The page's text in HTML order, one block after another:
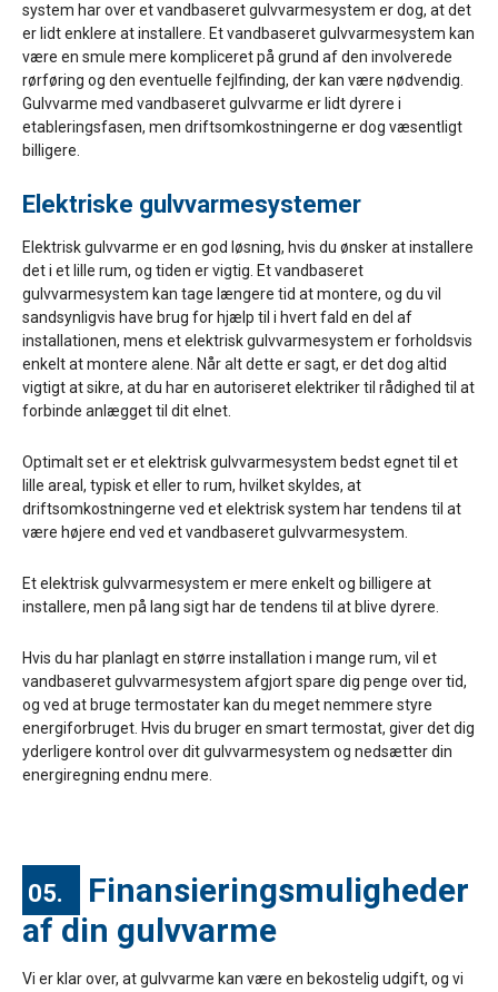
system har over et vandbaseret gulvvarmesystem er dog, at det
er lidt enklere at installere. Et vandbaseret gulvvarmesystem kan
være en smule mere kompliceret på grund af den involverede
rørføring og den eventuelle fejlfinding, der kan være nødvendig.
Gulvvarme med vandbaseret gulvvarme er lidt dyrere i
etableringsfasen, men driftsomkostningerne er dog væsentligt
billigere.
Elektriske gulvvarmesystemer
Elektrisk gulvvarme er en god løsning, hvis du ønsker at installere
det i et lille rum, og tiden er vigtig. Et vandbaseret
gulvvarmesystem kan tage længere tid at montere, og du vil
sandsynligvis have brug for hjælp til i hvert fald en del af
installationen, mens et elektrisk gulvvarmesystem er forholdsvis
enkelt at montere alene. Når alt dette er sagt, er det dog altid
vigtigt at sikre, at du har en autoriseret elektriker til rådighed til at
forbinde anlægget til dit elnet.
Optimalt set er et elektrisk gulvvarmesystem bedst egnet til et
lille areal, typisk et eller to rum, hvilket skyldes, at
driftsomkostningerne ved et elektrisk system har tendens til at
være højere end ved et vandbaseret gulvvarmesystem.
Et elektrisk gulvvarmesystem er mere enkelt og billigere at
installere, men på lang sigt har de tendens til at blive dyrere.
Hvis du har planlagt en større installation i mange rum, vil et
vandbaseret gulvvarmesystem afgjort spare dig penge over tid,
og ved at bruge termostater kan du meget nemmere styre
energiforbruget. Hvis du bruger en smart termostat, giver det dig
yderligere kontrol over dit gulvvarmesystem og nedsætter din
energiregning endnu mere.
05.
Finansieringsmuligheder
af din gulvvarme
Vi er klar over, at gulvvarme kan være en bekostelig udgift, og vi